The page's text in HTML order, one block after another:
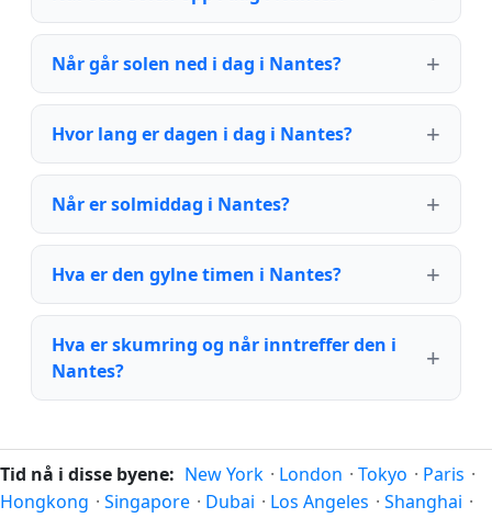
Når går solen ned i dag i Nantes?
Hvor lang er dagen i dag i Nantes?
Når er solmiddag i Nantes?
Hva er den gylne timen i Nantes?
Hva er skumring og når inntreffer den i
Nantes?
Tid nå i disse byene: New York · London · Tokyo · Paris ·
Hongkong · Singapore · Dubai · Los Angeles · Shanghai ·